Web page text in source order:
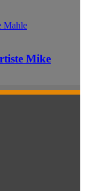
Mahle
Mike